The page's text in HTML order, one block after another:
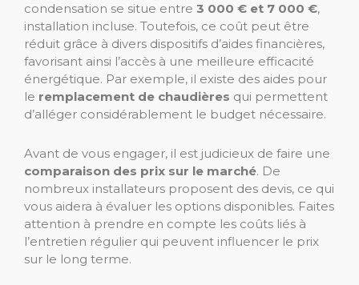
condensation se situe entre 3 000 € et 7 000 €,
installation incluse. Toutefois, ce coût peut être
réduit grâce à divers dispositifs d’aides financières,
favorisant ainsi l’accès à une meilleure efficacité
énergétique. Par exemple, il existe des aides pour
le remplacement de chaudières qui permettent
d’alléger considérablement le budget nécessaire.
Avant de vous engager, il est judicieux de faire une
comparaison des prix sur le marché. De
nombreux installateurs proposent des devis, ce qui
vous aidera à évaluer les options disponibles. Faites
attention à prendre en compte les coûts liés à
l’entretien régulier qui peuvent influencer le prix
sur le long terme.